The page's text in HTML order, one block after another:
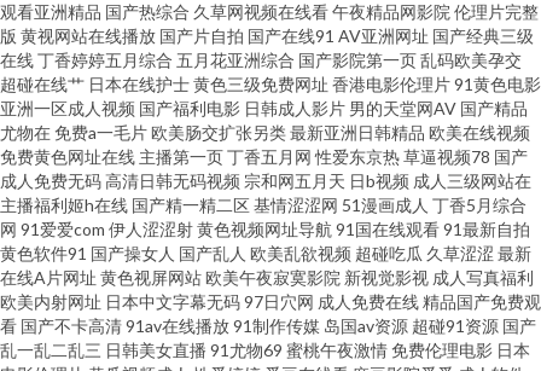
在线视频 东京热女w姦 九一久久 欧美伊人日逼视频 午夜插逼网址网站 超碰蝴
蝶乐 另类激情五月花 日本不卡二区 亚洲香蕉伊人网 91大神论理少妇 大香蕉
A片 九一精品热 欧美成人手机版 日韩一欧美色色 av先锋影音av 激情小视频
91 免费在线看黄官网 伊人精品大香蕉 91熟女中文免费 黄色WW 日本女同护
士 91人人草 超碰精品青青 玖玖第一页 97色久一本色 超碰人人三级 国产日韩
中文字幕 久久肏肏 蜜桃视频免费看 色色撸大妈 99热6孕妇无码 含羞草影音
观看亚洲精品 国产热综合 久草网视频在线看午夜精品网影院 伦理片完整
版 黄视网站在线播放 国产片自拍 国产在线91 AV亚洲网址 国产经典三级
在线丁香婷婷五月综合 五月花亚洲综合 国产影院第一页乱码欧美孕交
超碰在线艹 日本在线护士黄色三级免费网址 香港电影伦理片91黄色电影
亚洲一区成人视频 国产福利电影 日韩成人影片 男的天堂网AV 国产精品
尤物在免费a一毛片欧美肠交扩张另类最新亚洲日韩精品 欧美在线视频
免费黄色网址在线 主播第一页丁香五月网 性爱东京热草逼视频78 国产
成人免费无码高清日韩无码视频 宗和网五月天 日b视频 成人三级网站在
主播福利姬h在线 国产精一精二区基情涩涩网 51漫画成人 丁香5月综合
网 91爱爱com 伊人涩涩射黄色视频网址导航 91国在线观看91最新自拍
黄色软件91 国产操女人 国产乱人 欧美乱欲视频 超碰吃瓜 久草涩涩 最新
在线A片网址 黄色视屏网站欧美午夜寂寞影院 新视觉影视 成人写真福利
欧美内射网址 日本中文字幕无码97日穴网 成人免费在线精品国产免费观
看 国产不卡高清91av在线播放91制作传媒 岛国av资源 超碰91资源 国产
乱一乱二乱三 日韩美女直播 91尤物69 蜜桃午夜激情免费伦理电影 日本